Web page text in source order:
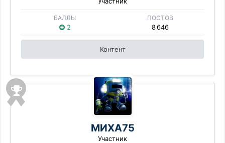
БАЛЛЫ
2
ПОСТОВ
8 646
Контент
МИХА75
Участник